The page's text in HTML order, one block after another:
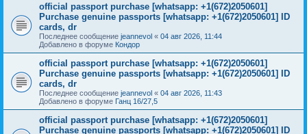
official passport purchase [whatsapp: +1(672)2050601]
Purchase genuine passports [whatsapp: +1(672)2050601] ID
cards, dr
Последнее сообщение jeannevol « 04 авг 2026, 11:44
Добавлено в форуме Кондор
official passport purchase [whatsapp: +1(672)2050601]
Purchase genuine passports [whatsapp: +1(672)2050601] ID
cards, dr
Последнее сообщение jeannevol « 04 авг 2026, 11:43
Добавлено в форуме Ганц 16/27,5
official passport purchase [whatsapp: +1(672)2050601]
Purchase genuine passports [whatsapp: +1(672)2050601] ID